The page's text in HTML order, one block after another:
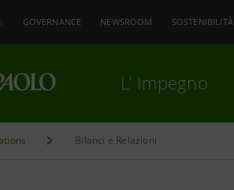
GOVERNANCE NEWSROOM SOSTENIBILITÀ
L’ Impegno
Bilanci e Relazioni